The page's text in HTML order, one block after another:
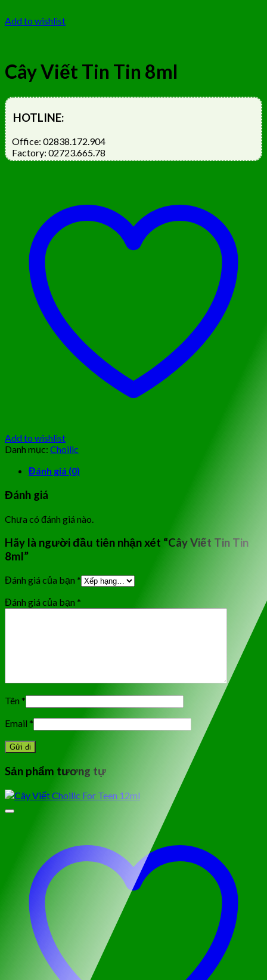
Add to wishlist
Cây Viết Tin Tin 8ml
HOTLINE:
Office: 02838.172.904
Factory: 02723.665.78
Add to wishlist
Danh mục: Choilic
Đánh giá (0)
Đánh giá
Chưa có đánh giá nào.
Hãy là người đầu tiên nhận xét “Cây Viết Tin Tin
8ml”
Đánh giá của bạn *
Đánh giá của bạn *
Tên *
Email *
Sản phẩm tương tự